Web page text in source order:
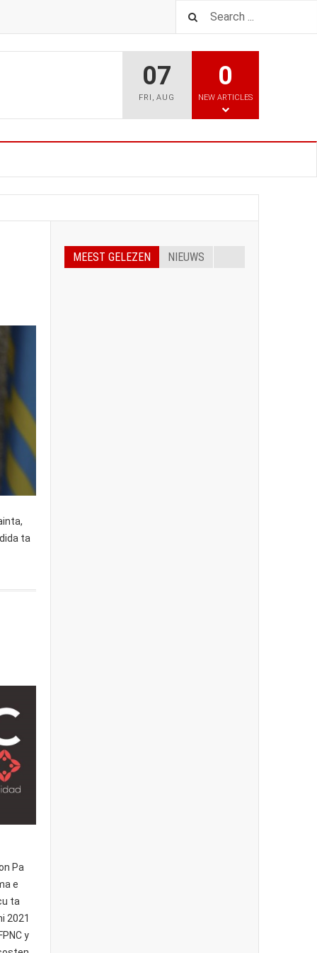
07
FRI ,AUG
0
NEW ARTICLES
ta
Pa
e
ta
2021
y
MEEST GELEZEN NIEUWS